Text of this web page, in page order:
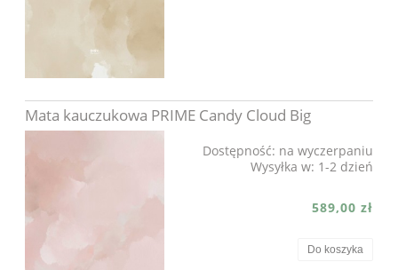
Mata kauczukowa PRIME Candy Cloud Big
Dostępność: na wyczerpaniu
Wysyłka w: 1-2 dzień
589,00 zł
Do koszyka